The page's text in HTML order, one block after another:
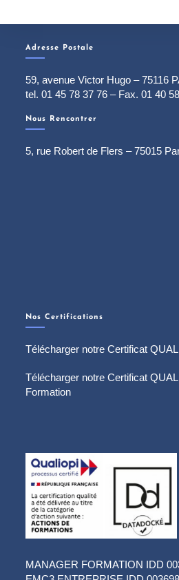
Adresse Postale
59, avenue Victor Hugo – 75116
tel. 01 45 78 37 76 – Fax. 01 40
Nous Rencontrer
5, rue Robert de Flers – 75015
Nos Certifications
Télécharger notre Certificat
Télécharger notre Certificat
Formation
MANAGER FORMATION IDD